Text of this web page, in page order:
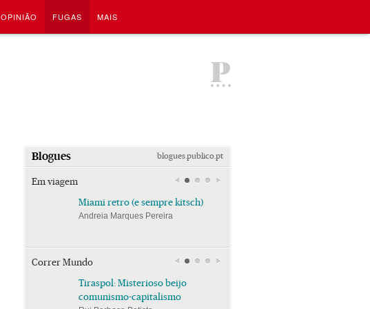
OPINIÃO FUGAS MAIS
P
Blogues blogues.publico.pt
Em viagem
Miami retro (e sempre kitsch)
Andreia Marques Pereira
Correr Mundo
Tiraspol: Misterioso beijo
comunismo-capitalismo